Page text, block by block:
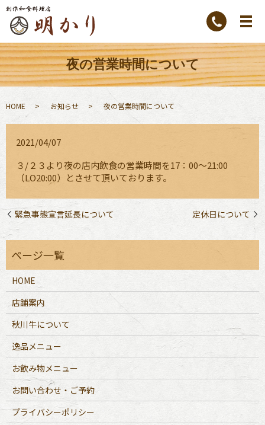
夜の営業時間について
HOME お知らせ 夜の営業時間について
2021/04/07
３/２３より夜の店内飲食の営業時間を17：00～21:00
（LO20:00）とさせて頂いております。
緊急事態宣言延長について 定休日について
HOME
店舗案内
秋川牛について
逸品メニュー
お飲み物メニュー
お問い合わせ・ご予約
プライバシーポリシー